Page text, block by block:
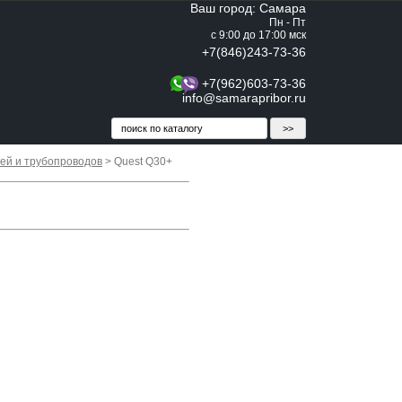
Ваш город: Самара
Пн - Пт
с 9:00 до 17:00 мск
+7(846)243-73-36
+7(962)603-73-36
info@samarapribor.ru
и трубопроводов > Quest Q30+